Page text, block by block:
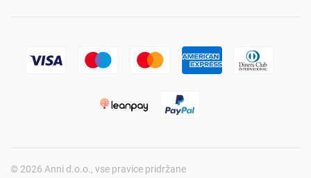
© 2026 Anni d.o.o., vse pravice pridržane